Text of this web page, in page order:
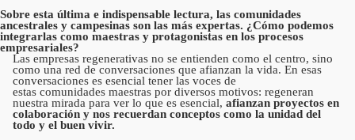
Sobre esta última e indispensable lectura, las comunidades
ancestrales y campesinas son las más expertas. ¿Cómo podemos
integrarlas como maestras y protagonistas en los procesos
empresariales?
Las empresas regenerativas no se entienden como el centro, sino
como una red de conversaciones que afianzan la vida. En esas
conversaciones es esencial tener las voces de
estas comunidades maestras por diversos motivos: regeneran
nuestra mirada para ver lo que es esencial, afianzan proyectos en
colaboración y nos recuerdan conceptos como la unidad del
todo y el buen vivir.